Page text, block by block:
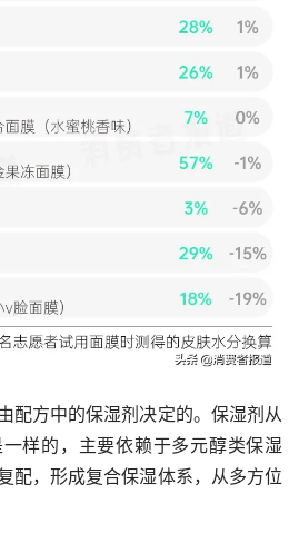
配方中的保湿剂决定的。保湿剂从
样的，主要依赖于多元醇类保湿
配，形成复合保湿体系，从多方位